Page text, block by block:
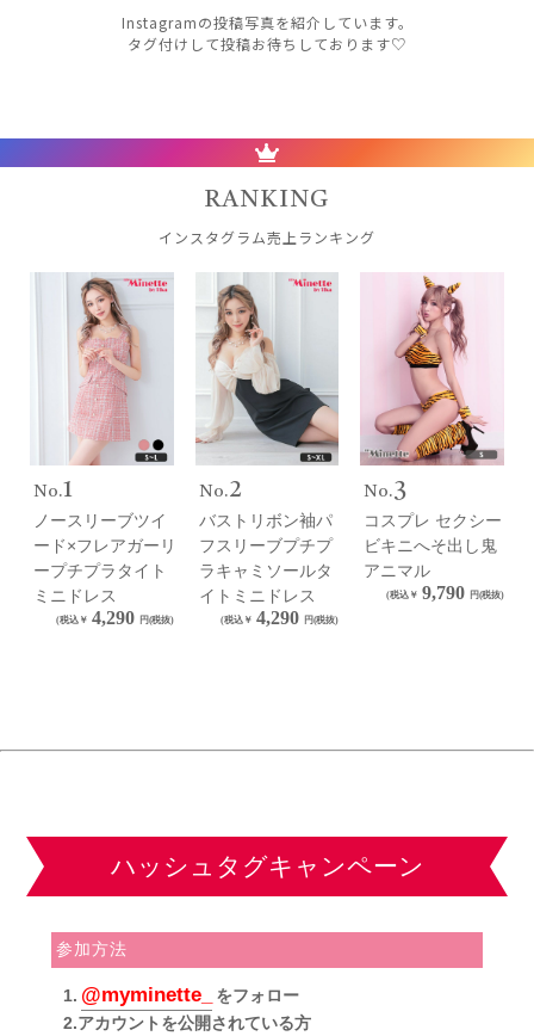
Instagramの投稿写真を紹介しています。
タグ付けして投稿お待ちしております♡
RANKING
インスタグラム売上ランキング
1
ノースリーブツイ
ード×フレアガーリ
ープチプラタイト
ミニドレス
4,290
2
バストリボン袖パ
フスリーブプチプ
ラキャミソールタ
イトミニドレス
4,290
3
コスプレ セクシー
ビキニへそ出し鬼
アニマル
9,790
ハッシュタグキャンペーン
参加方法
1. @myminette_
をフォロー
2.アカウントを公開されている方